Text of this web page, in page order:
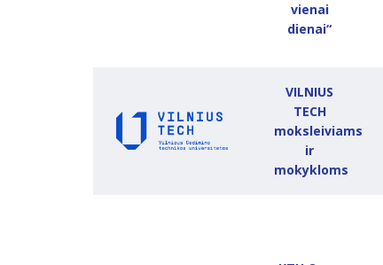
vienai
dienai“
VILNIUS
TECH
moksleiviams
ir
mokykloms